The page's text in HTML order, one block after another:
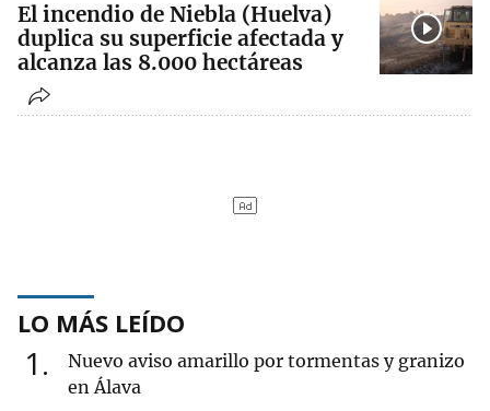
El incendio de Niebla (Huelva)
duplica su superficie afectada y
alcanza las 8.000 hectáreas
LO MÁS LEÍDO
1
Nuevo aviso amarillo por tormentas y granizo
en Álava